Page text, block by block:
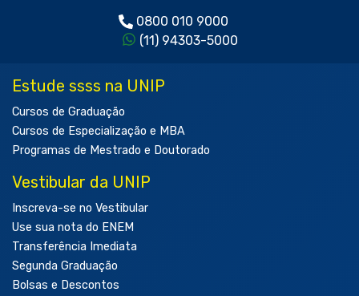
0800 010 9000
(11) 94303-5000
Estude ssss na UNIP
Cursos de Graduação
Cursos de Especialização e MBA
Programas de Mestrado e Doutorado
Vestibular da UNIP
Inscreva-se no Vestibular
Use sua nota do ENEM
Transferência Imediata
Segunda Graduação
Bolsas e Descontos